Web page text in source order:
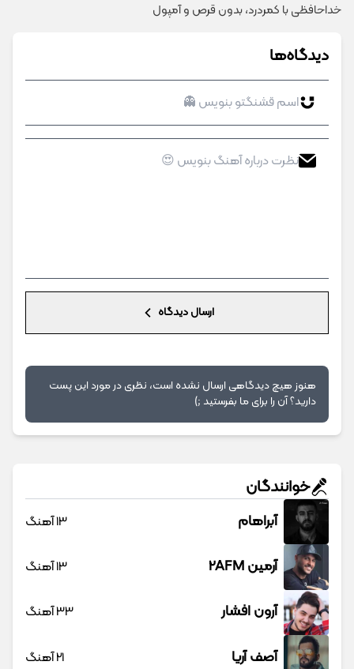
خداحافظی با کمردرد، بدون قرص و آمپول
دیدگاه‌ها
ارسال دیدگاه
هنوز هیچ دیدگاهی ارسال نشده است، نظری در مورد این پست
دارید؟ آن را برای ما بفرستید ;)
خوانندگان
آبراهام 13 آهنگ
آرمین 2AFM 13 آهنگ
آرون افشار 33 آهنگ
آصف آریا 21 آهنگ